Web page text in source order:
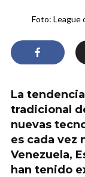
Foto: League
La
tradicional
nuevas
es cada vez
Venezuela,
han tenido